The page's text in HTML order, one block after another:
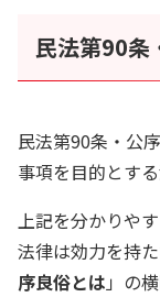
民法第90条
民法第90条・公
事項を目的とす
上記を分かりや
法律は効力を持
序良俗とは 」の